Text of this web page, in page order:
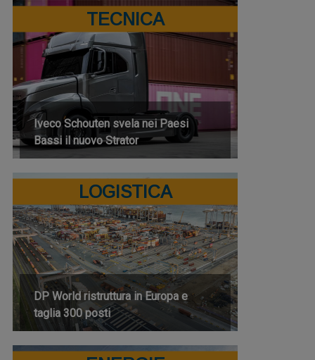
TECNICA
Iveco Schouten svela nei Paesi
Bassi il nuovo Strator
LOGISTICA
DP World ristruttura in Europa e
taglia 300 posti